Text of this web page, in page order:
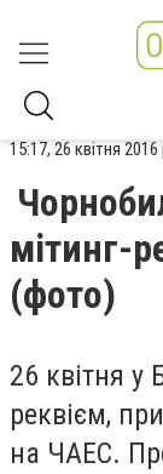
15:17, 26 квітня 2016
мітинг-
(фото)
26 квітня у
реквієм,
на ЧАЕС.